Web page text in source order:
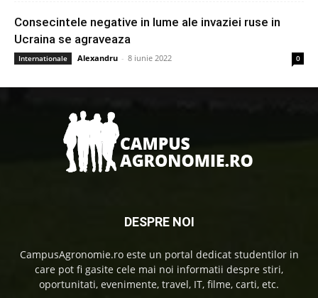
Consecintele negative in lume ale invaziei ruse in
Ucraina se agraveaza
Internationale Alexandru - 8 iunie 2022 0
DESPRE NOI
CampusAgronomie.ro este un portal dedicat studentilor in
care pot fi gasite cele mai noi informatii despre stiri,
oportunitati, evenimente, travel, IT, filme, carti, etc.